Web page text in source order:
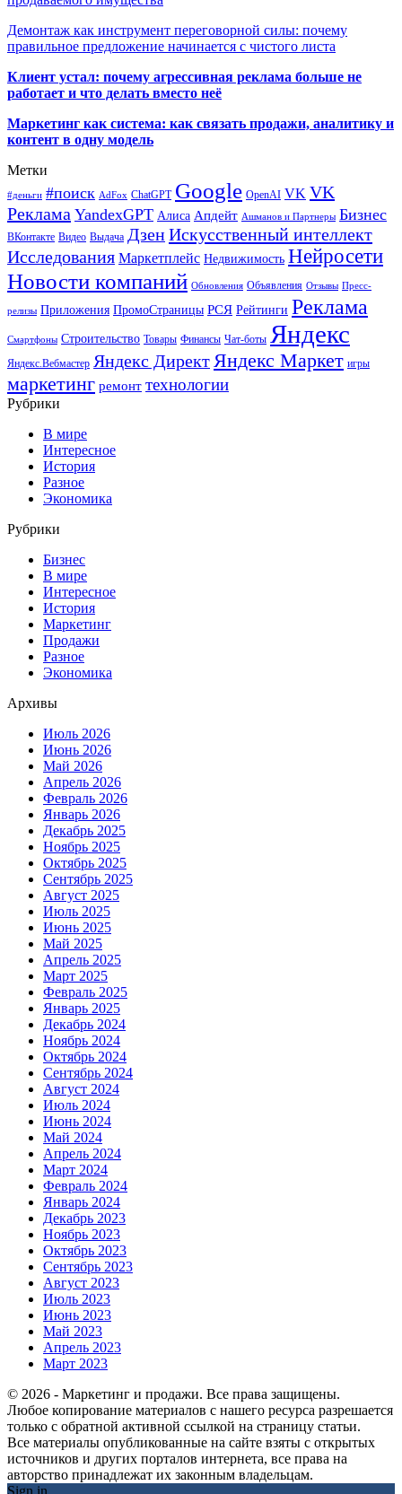
Демонтаж как инструмент переговорной силы: почему
правильное предложение начинается с чистого листа
Клиент устал: почему агрессивная реклама больше не
работает и что делать вместо неё
Маркетинг как система: как связать продажи, аналитику и
контент в одну модель
Метки
#деньги #поиск AdFox ChatGPT Google OpenAI VK VK
Реклама YandexGPT Алиса Апдейт Ашманов и Партнеры Бизнес
ВКонтакте Видео Выдача ДзенИскусственный интеллект
Исследования Маркетплейс Недвижимость Нейросети
Новости компаний Обновления Объявления Отзывы Пресс-
релизы Приложения ПромоСтраницы РСЯ Рейтинги Реклама
Смартфоны Строительство Товары Финансы Чат-боты Яндекс
Яндекс.Вебмастер Яндекс Директ Яндекс Маркет игры
маркетинг ремонт технологии
Рубрики
В мире
Интересное
История
Разное
Экономика
Рубрики
Бизнес
В мире
Интересное
История
Маркетинг
Продажи
Разное
Экономика
Архивы
Июль 2026
Июнь 2026
Май 2026
Апрель 2026
Февраль 2026
Январь 2026
Декабрь 2025
Ноябрь 2025
Октябрь 2025
Сентябрь 2025
Август 2025
Июль 2025
Июнь 2025
Май 2025
Апрель 2025
Март 2025
Февраль 2025
Январь 2025
Декабрь 2024
Ноябрь 2024
Октябрь 2024
Сентябрь 2024
Август 2024
Июль 2024
Июнь 2024
Май 2024
Апрель 2024
Март 2024
Февраль 2024
Январь 2024
Декабрь 2023
Ноябрь 2023
Октябрь 2023
Сентябрь 2023
Август 2023
Июль 2023
Июнь 2023
Май 2023
Апрель 2023
Март 2023
© 2026 - Маркетинг и продажи. Все права защищены.
Любое копирование материалов с нашего ресурса разрешается
только с обратной активной ссылкой на страницу статьи.
Все материалы опубликованные на сайте взяты с открытых
источников и других порталов интернета, все права на
авторство принадлежат их законным владельцам.
Sign in